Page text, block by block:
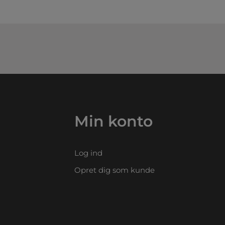
Min konto
Log ind
Opret dig som kunde